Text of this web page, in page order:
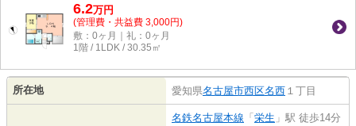
6.2万円
(管理費・共益費 3,000円)
敷：0ヶ月｜礼：0ヶ月
1階 / 1LDK / 30.35㎡
所在地 愛知県名古屋市西区名西 １丁目
名鉄名古屋本線 「 栄生 」駅 徒歩14分